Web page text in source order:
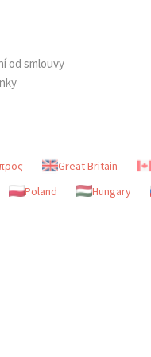
od smlouvy
Great Britain
Poland
Hungary